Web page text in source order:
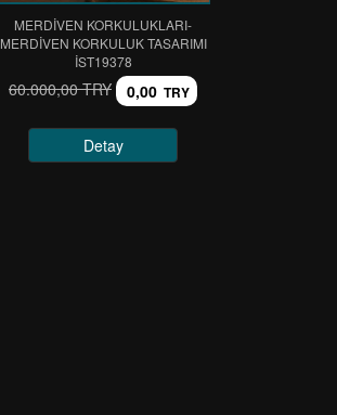
MERDİVEN KORKULUKLARI-
MERDİVEN KORKULUK TASARIMI
IST19378
60.000,00 TRY 0,00 TRY
Detay